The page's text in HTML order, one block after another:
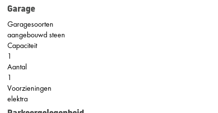
Garage
Garagesoorten
aangebouwd steen
Capaciteit
1
Aantal
1
Voorzieningen
elektra